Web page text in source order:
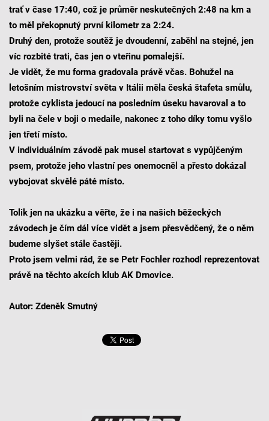
trať v čase 17:40, což je průměr neskutečných 2:48 na km a
to měl překopnutý první kilometr za 2:24.
Druhý den, protože soutěž je dvoudenní, zaběhl na stejné, jen
víc rozbité trati, čas jen o vteřinu pomalejší.
Je vidět, že mu forma gradovala právě včas. Bohužel na
letošním mistrovství světa v Itálii měla česká štafeta smůlu,
protože cyklista jedoucí na posledním úseku havaroval a to
byli na čele v boji o medaile, nakonec z toho díky tomu vyšlo
jen třetí místo.
V individuálním závodě pak musel startovat s vypůjčeným
psem, protože jeho vlastní pes onemocněl a přesto dokázal
vybojovat skvělé páté místo.
Tolik jen na ukázku a věřte, že i na našich běžeckých
závodech je čím dál více vidět a jsem přesvědčený, že o něm
budeme slyšet stále častěji.
Proto jsem velmi rád, že se Petr Fochler rozhodl reprezentovat
právě na těchto akcích klub AK Drnovice.
Autor: Zdeněk Smutný